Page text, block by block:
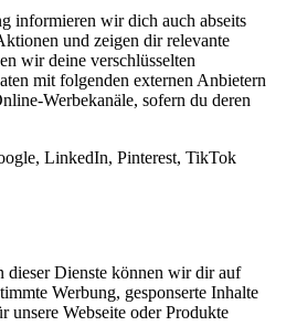
informieren wir dich auch abseits
und zeigen dir relevante
wir deine verschlüsselten
mit folgenden externen Anbietern
Werbekanäle, sofern du deren
LinkedIn, Pinterest, TikTok
dieser Dienste können wir dir auf
Werbung, gesponserte Inhalte
unsere Webseite oder Produkte